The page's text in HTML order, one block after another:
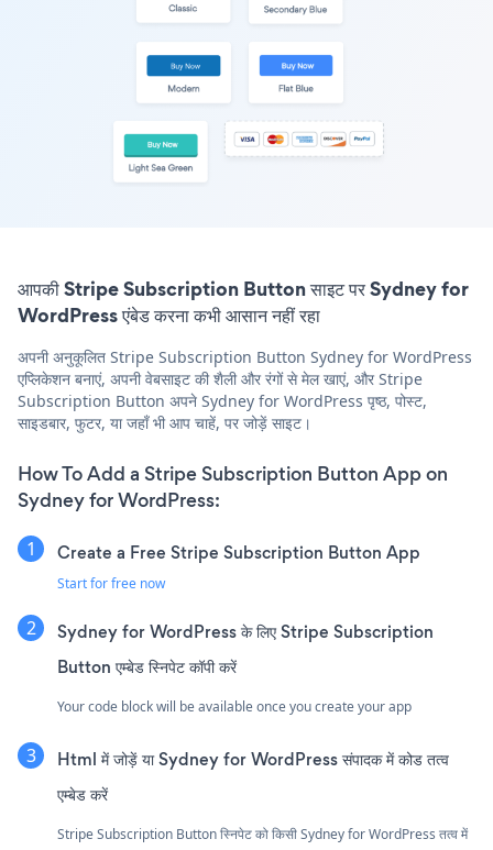
आपकी Stripe Subscription Button साइट पर Sydney for
WordPress एंबेड करना कभी आसान नहीं रहा
अपनी अनुकूलित Stripe Subscription Button Sydney for WordPress
एप्लिकेशन बनाएं, अपनी वेबसाइट की शैली और रंगों से मेल खाएं, और Stripe
Subscription Button अपने Sydney for WordPress पृष्ठ, पोस्ट,
साइडबार, फुटर, या जहाँ भी आप चाहें, पर जोड़ें साइट।
How To Add a Stripe Subscription Button App on
Sydney for WordPress:
Create a Free Stripe Subscription Button App
Start for free now
Sydney for WordPress के लिए Stripe Subscription
Button एम्बेड स्निपेट कॉपी करें
Your code block will be available once you create your app
Html में जोड़ें या Sydney for WordPress संपादक में कोड तत्व
एम्बेड करें
Stripe Subscription Button स्निपेट को किसी Sydney for WordPress तत्व में